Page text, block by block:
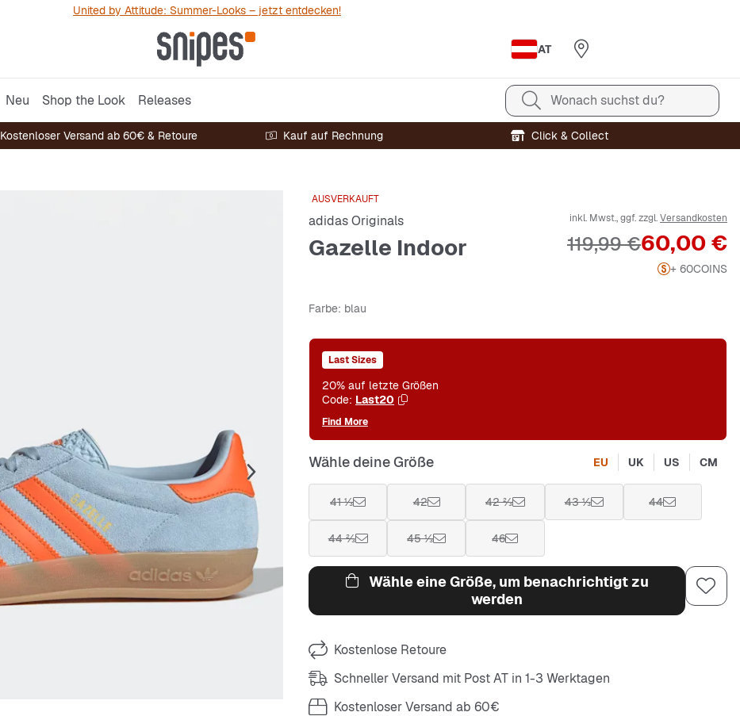
United by Attitude: Summer-Looks – jetzt entdecken!
AT
Neu Shop the Look Releases Wonach suchst du?
Kostenloser Versand ab 60€ & Retoure Kauf auf Rechnung Click & Collect
AUSVERKAUFT
adidas Originals
Gazelle Indoor
inkl. Mwst., ggf. zzgl.Versandkosten
Preis
60,00 €
Originalpreis
119,99 €
+ 60COINS
Farbe: blau
Last Sizes
20% auf letzte Größen
Code: Last20
Find More
Wähle deine Größe EU UK US CM
41 ⅓ 42 42 ⅔ 43 ⅓ 44
44 ⅔ 45 ⅓ 46
Wähle eine Größe, um benachrichtigt zu
werden
Kostenlose Retoure
Schneller Versand mit Post AT in 1-3 Werktagen
Kostenloser Versand ab 60€